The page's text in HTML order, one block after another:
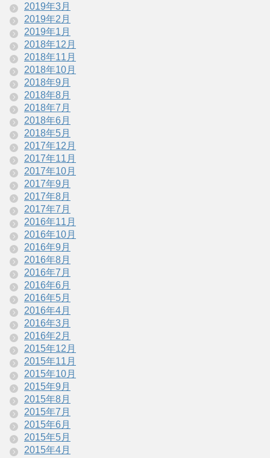
2019年3月
2019年2月
2019年1月
2018年12月
2018年11月
2018年10月
2018年9月
2018年8月
2018年7月
2018年6月
2018年5月
2017年12月
2017年11月
2017年10月
2017年9月
2017年8月
2017年7月
2016年11月
2016年10月
2016年9月
2016年8月
2016年7月
2016年6月
2016年5月
2016年4月
2016年3月
2016年2月
2015年12月
2015年11月
2015年10月
2015年9月
2015年8月
2015年7月
2015年6月
2015年5月
2015年4月